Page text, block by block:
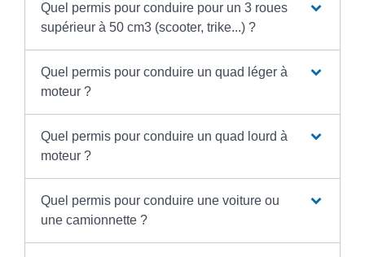
Quel permis pour conduire pour un 3 roues
supérieur à 50 cm3 (scooter, trike...) ?
Quel permis pour conduire un quad léger à
moteur ?
Quel permis pour conduire un quad lourd à
moteur ?
Quel permis pour conduire une voiture ou
une camionnette ?